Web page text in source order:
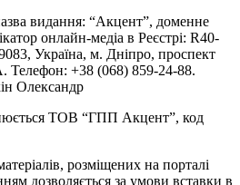
видання: “Акцент”, доменне
онлайн-медіа в Реєстрі: R40-
Україна, м. Дніпро, проспект
Телефон: +38 (068) 859-24-88.
Олександр
ТОВ “ГПП Акцент”, код
розміщених на порталі
дозволяється за умови вставки в